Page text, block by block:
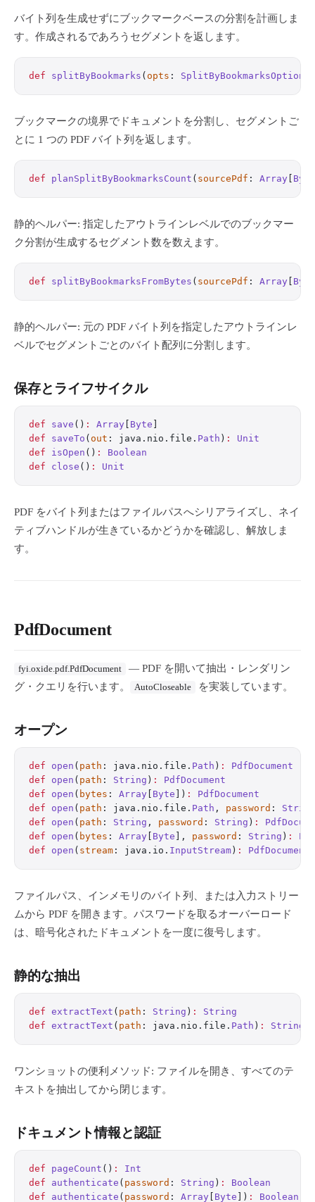
バイト列を生成せずにブックマークベースの分割を計画しま
す。作成されるであろうセグメントを返します。
def splitByBookmarks ( opts : SplitByBookmarksOptions
ブックマークの境界でドキュメントを分割し、セグメントご
とに 1 つの PDF バイト列を返します。
def planSplitByBookmarksCount ( sourcePdf : Array Byte
静的ヘルパー: 指定したアウトラインレベルでのブックマー
ク分割が生成するセグメント数を数えます。
def splitByBookmarksFromBytes ( sourcePdf : Array Byte
静的ヘルパー: 元の PDF バイト列を指定したアウトラインレ
ベルでセグメントごとのバイト配列に分割します。
保存とライフサイクル
def save () : Array Byte
def saveTo ( out : java.nio.file. Path ) :
Unit
def isOpen () :
Boolean
def close () : Unit
PDF をバイト列またはファイルパスへシリアライズし、ネイ
ティブハンドルが生きているかどうかを確認し、解放しま
す。
PdfDocument
fyi.oxide.pdf.PdfDocument
— PDF を開いて抽出・レンダリン
グ・クエリを行います。
AutoCloseable を実装しています。
オープン
def open ( path : java.nio.file. Path ) :
PdfDocument
def open ( path : String ) :
PdfDocument
def open ( bytes : Array Byte ]) :
PdfDocument
def open ( path : java.nio.file. Path , password : String
def open ( path : String , password : String ) :
def open ( bytes : Array Byte ], password : String ) :
def open ( stream : java.io. InputStream ) : PdfDocument
ファイルパス、インメモリのバイト列、または入力ストリー
ムから PDF を開きます。パスワードを取るオーバーロード
は、暗号化されたドキュメントを一度に復号します。
静的な抽出
def extractText ( path : String ) :
String
def extractText ( path : java.nio.file. Path ) : String
ワンショットの便利メソッド: ファイルを開き、すべてのテ
キストを抽出してから閉じます。
ドキュメント情報と認証
def pageCount () :
Int
def authenticate ( password : String ) :
Boolean
def authenticate ( password : Array Byte ]) : Boolean